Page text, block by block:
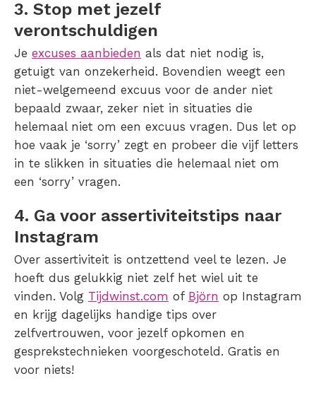
3. Stop met jezelf
verontschuldigen
Je excuses aanbieden als dat niet nodig is,
getuigt van onzekerheid. Bovendien weegt een
niet-welgemeend excuus voor de ander niet
bepaald zwaar, zeker niet in situaties die
helemaal niet om een excuus vragen. Dus let op
hoe vaak je ‘sorry’ zegt en probeer die vijf letters
in te slikken in situaties die helemaal niet om
een ‘sorry’ vragen.
4. Ga voor assertiviteitstips naar
Instagram
Over assertiviteit is ontzettend veel te lezen. Je
hoeft dus gelukkig niet zelf het wiel uit te
vinden. Volg Tijdwinst.com of Björn op Instagram
en krijg dagelijks handige tips over
zelfvertrouwen, voor jezelf opkomen en
gesprekstechnieken voorgeschoteld. Gratis en
voor niets!